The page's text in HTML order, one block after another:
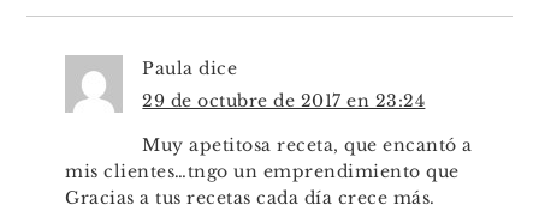
Paula dice
29 de octubre de 2017 en 23:24
Muy apetitosa receta, que encantó a
mis clientes…tngo un emprendimiento que
Gracias a tus recetas cada día crece más.